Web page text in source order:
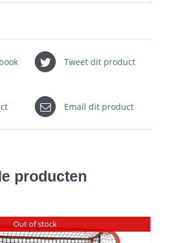
Tweet dit product
Email dit product
producten
Out of stock